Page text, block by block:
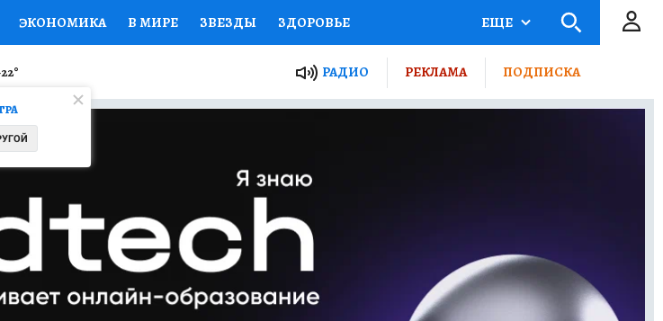
ЭКОНОМИКА В МИРЕ ЗВЕЗДЫ ЗДОРОВЬЕ
НАЦИОНАЛЬНЫЕ ПРОЕКТЫ РОССИИ
СЕМЬЯ ЖЕНСКИЕ СЕКРЕТЫ ПУТЕВОДИТЕЛЬ
КОНКУРСЫ ГИД ПОТРЕБИТЕЛЯ
ЕЩЕ
° РАДИО РЕКЛАМА ПОДПИСКА